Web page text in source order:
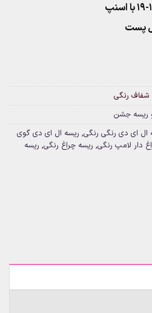
شفاف رنگی
و ریسه جشن
ال ای دی رنگی رنگی, ریسه ال ای دی گوی
دار لامپ رنگی, ریسه چراغ رنگی, ریسه